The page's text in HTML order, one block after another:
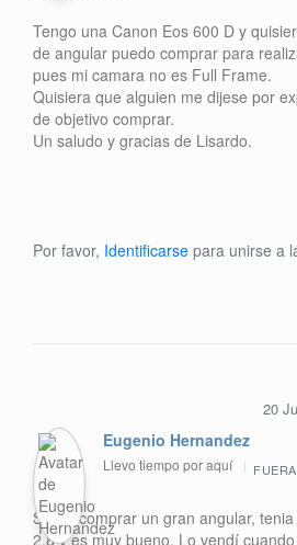
Tengo una Canon Eos 600 D y
de angular puedo comprar para
pues mi camara no es Full Frame.
Quisiera que alguien me dijese por
de objetivo comprar.
Un saludo y gracias de Lisardo.
Por favor, Identificarse para unirse a
20
Eugenio Hernandez
Llevo tiempo por aquí
Sobre comprar un gran angular,
2,8 y es muy bueno. Lo vendí